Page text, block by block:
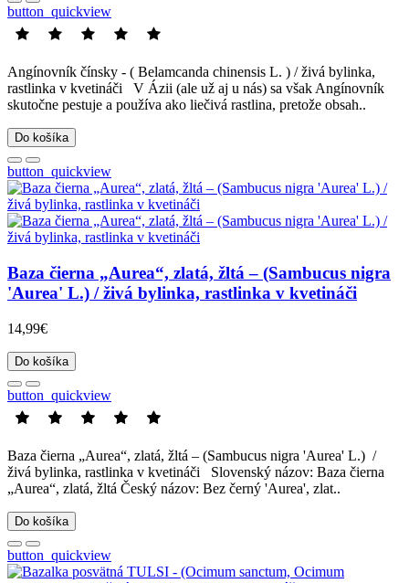
button_quickview
Angínovník čínsky - ( Belamcanda chinensis L. ) / živá bylinka,
rastlinka v kvetináči V Ázii (ale už aj u nás) sa však Angínovník
skutočne pestuje a používa ako liečivá rastlina, pretože obsah..
Do košíka
button_quickview
Baza čierna „Aurea“, zlatá, žltá – (Sambucus nigra
'Aurea' L.) / živá bylinka, rastlinka v kvetináči
14,99€
Do košíka
button_quickview
Baza čierna „Aurea“, zlatá, žltá – (Sambucus nigra 'Aurea' L.) /
živá bylinka, rastlinka v kvetináči Slovenský názov: Baza čierna
„Aurea“, zlatá, žltá Český názov: Bez černý 'Aurea', zlat..
Do košíka
button_quickview